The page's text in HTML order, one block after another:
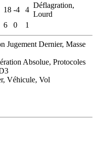
18 -4 4
Déflagration,
Lourd
6 0 1
Jugement Dernier, Masse
Absolue, Protocoles
Véhicule, Vol